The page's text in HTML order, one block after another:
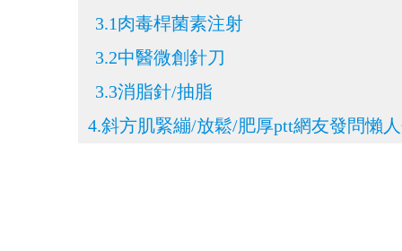
3.1肉毒桿菌素注射
3.2中醫微創針刀
3.3消脂針/抽脂
4.斜方肌緊繃/放鬆/肥厚ptt網友發問懶